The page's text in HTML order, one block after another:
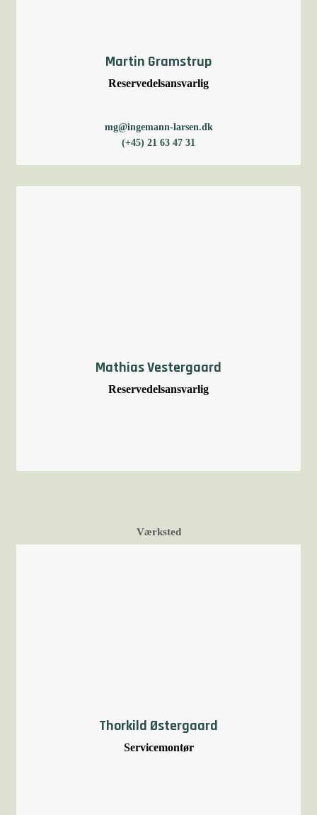
Martin Gramstrup
Reservedelsansvarlig
mg@ingemann-larsen.dk
(+45) 21 63 47 31
Mathias Vestergaard
Reservedelsansvarlig
Værksted
Thorkild Østergaard
Servicemontør